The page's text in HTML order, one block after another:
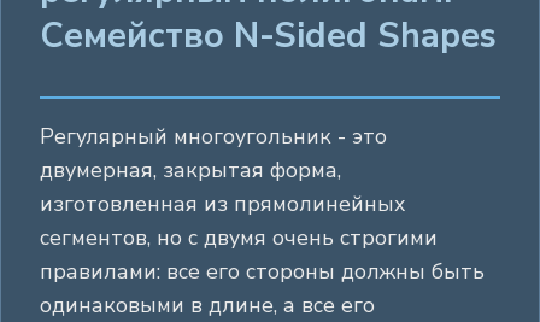
Семейство N-Sided Shapes
Регулярный многоугольник - это
двумерная, закрытая форма,
изготовленная из прямолинейных
сегментов, но с двумя очень строгими
правилами: все его стороны должны быть
одинаковыми в длине, а все его